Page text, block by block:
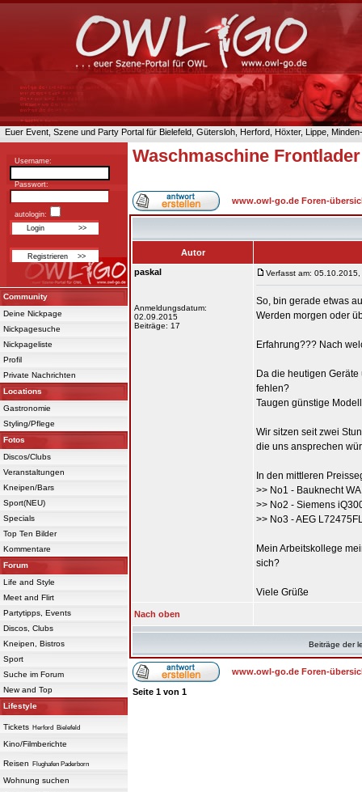
Euer Event, Szene und Party Portal für Bielefeld, Gütersloh, Herford, Höxter, Lippe,
Username:
Passwort:
autologin:
Community
Deine Nickpage
Nickpagesuche
Nickpageliste
Profil
Private Nachrichten
Locations
Gastronomie
Styling/Pflege
Fotos
Discos/Clubs
Veranstaltungen
Kneipen/Bars
Sport(NEU)
Specials
Top Ten Bilder
Kommentare
Forum
Life and Style
Meet and Flirt
Partytipps, Events
Discos, Clubs
Kneipen, Bistros
Sport
Suche im Forum
New and Top
Lifestyle
Tickets Herford Bielefeld
Kino/Filmberichte
Reisen Flughafen Paderborn
Wohnung suchen
Waschmaschine Frontlader
www.owl-go.de Foren-
Autor
paskal
Anmeldungsdatum:
02.09.2015
Beiträge: 17
Verfasst am:
So, bin gerade etwas
Werden morgen oder
Erfahrung??? Nach
Da die heutigen
fehlen?
Taugen günstige
Wir sitzen seit zwei
die uns ansprechen
In den mittleren
>> No1 - Bauknecht
>> No2 - Siemens
>> No3 - AEG
Mein Arbeitskollege
sich?
Viele Grüße
Nach oben
Beiträge der
www.owl-go.de Foren-
Seite 1 von 1